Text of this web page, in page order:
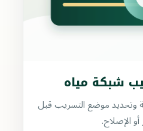
شبكة مياه
وتحديد موضع التسريب قبل
أو الإصلاح.